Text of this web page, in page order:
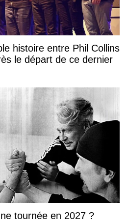
histoire entre Phil Collins
le départ de ce dernier
tournée en 2027 ?